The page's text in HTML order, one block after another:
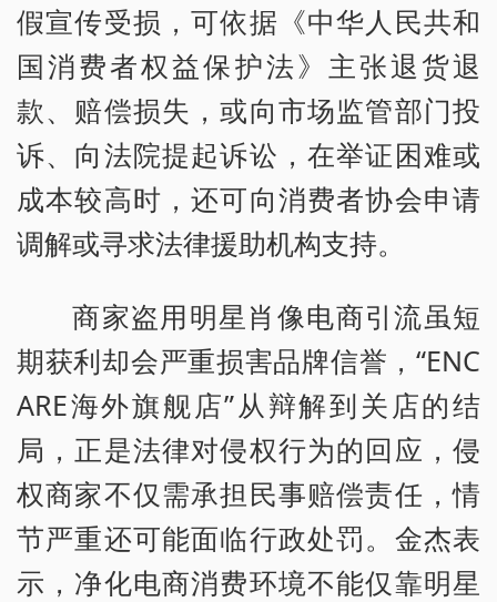
假宣传受损，可依据《中华人民共和
国消费者权益保护法》主张退货退
款、赔偿损失，或向市场监管部门投
诉、向法院提起诉讼，在举证困难或
成本较高时，还可向消费者协会申请
调解或寻求法律援助机构支持。
商家盗用明星肖像电商引流虽短
期获利却会严重损害品牌信誉，“ENC
ARE海外旗舰店”从辩解到关店的结
局，正是法律对侵权行为的回应，侵
权商家不仅需承担民事赔偿责任，情
节严重还可能面临行政处罚。金杰表
示，净化电商消费环境不能仅靠明星